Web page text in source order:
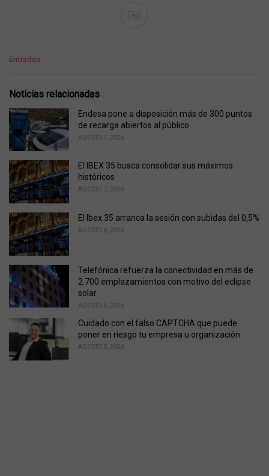
Ad
C
e
o
r
i
:
Entradas
Noticias relacionadas
Endesa pone a disposición más de 300 puntos
de recarga abiertos al público
AGOSTO 7, 2026
El IBEX 35 busca consolidar sus máximos
históricos
AGOSTO 7, 2026
El Ibex 35 arranca la sesión con subidas del 0,5%
AGOSTO 6, 2026
Telefónica refuerza la conectividad en más de
2.700 emplazamientos con motivo del eclipse
solar
AGOSTO 5, 2026
Cuidado con el falso CAPTCHA que puede
poner en riesgo tu empresa u organización
AGOSTO 5, 2026